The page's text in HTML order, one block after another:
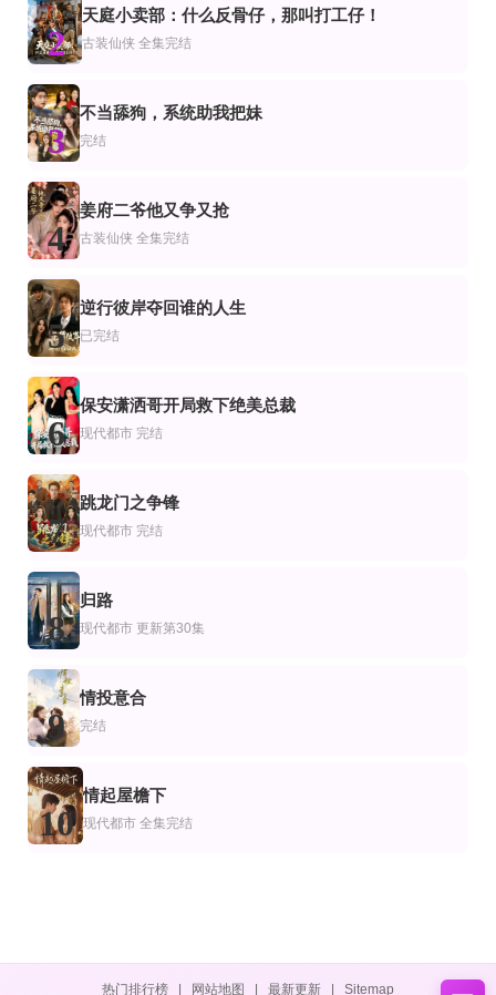
完结
过年不回家，我和校花赚翻天
关钰莹＆刘瀚阳
全集完结
沈太太不哭不闹，一手掀了婚桌
完结
爱在谎言里开花
完结
从零开始，我在莞城站稳了
李星辰,尹喜善
全集完结
图棍不可妄动
全集完结
我听心声闯后宫
完结
小小会所按摩师，专业鉴宝捡大漏
胡文飞＆朱梦茹＆卢晟
正片
山河为聘，言灵为媒
全集完结
坠海失忆后与宿敌相恋
穿成假千金后我靠卖柠檬水风靡全国
全村笑我修猪圈，暴雪来临我当家
布衣下山，一言断定天下事
2
天庭小卖部：什么反骨仔，那叫打工仔！
古装仙侠 全集完结
3
不当舔狗，系统助我把妹
完结
4
姜府二爷他又争又抢
古装仙侠 全集完结
5
逆行彼岸夺回谁的人生
已完结
6
保安潇洒哥开局救下绝美总裁
现代都市 完结
7
跳龙门之争锋
现代都市 完结
8
归路
现代都市 更新第30集
9
情投意合
完结
10
情起屋檐下
现代都市 全集完结
热门排行榜 网站地图 最新更新 Sitemap